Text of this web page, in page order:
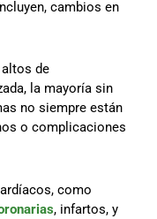
cambios en
de
la mayoría sin
no siempre están
o complicaciones
como
, infartos, y